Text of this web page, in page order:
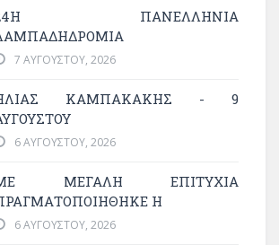
ΠΑΝΕΛΛΗΝΙΑ
7 ΑΥΓΟΎΣΤΟΥ, 2026
ΚΑΜΠΑΚΑΚΗΣ - 9
6 ΑΥΓΟΎΣΤΟΥ, 2026
ΜΕΓΆΛΗ ΕΠΙΤΥΧΊΑ
Η
6 ΑΥΓΟΎΣΤΟΥ, 2026